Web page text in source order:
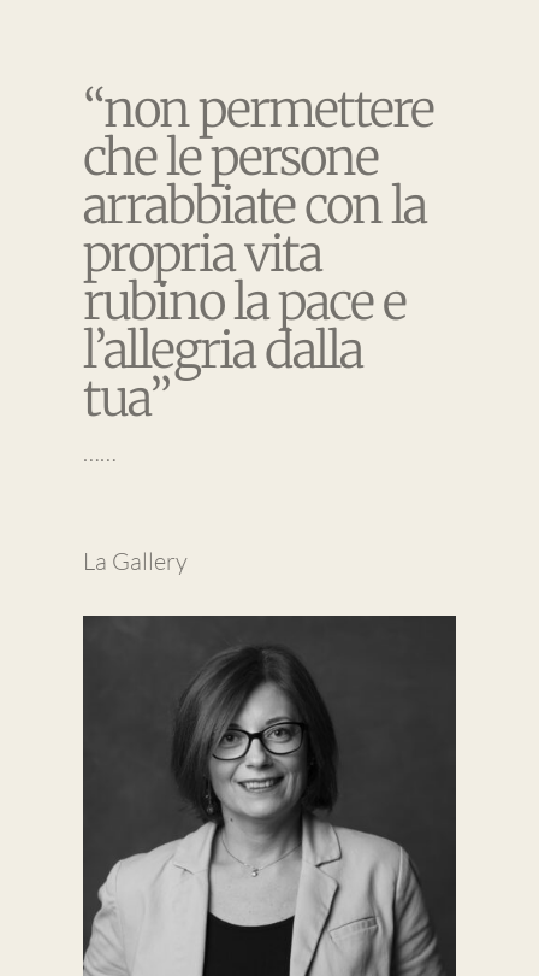
“non permettere
che le persone
arrabbiate con la
propria vita
rubino la pace e
l’allegria dalla
tua”
……
La Gallery